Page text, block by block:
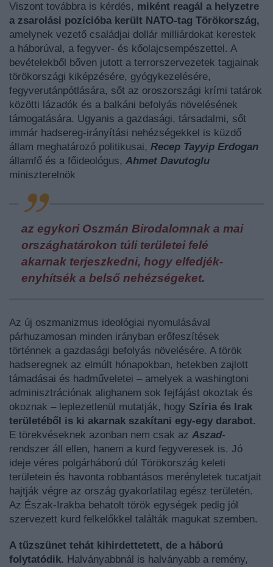
Viszont továbbra is kérdés, miként reagál a helyzetre
a zsarolási pozícióba került NATO-tag Törökország,
amelynek vezető családjai dollár milliárdokat kerestek
a háborúval, a fegyver- és kőolajcsempészettel. A
bevételekből bőven jutott a terrorszervezetek tagjainak
törökországi kiképzésére, gyógykezelésére,
fegyverutánpótlására, sőt az oroszországi krími tatárok
közötti lázadók és a balkáni befolyás növelésének
támogatására. Ugyanis a gazdasági, társadalmi, sőt
immár hadsereg-irányítási nehézségekkel is küzdő
állam meghatározó politikusai, Recep Tayyip Erdogan
államfő és a főideológus, Ahmet Davutoglu
miniszterelnök
az egykori Oszmán Birodalomnak a mai
országhatárokon túli területei felé
akarnak terjeszkedni, hogy elfedjék-
enyhítsék a belső nehézségeket.
Az új oszmanizmus ideológiai nyomulásával
párhuzamosan minden irányban erőfeszítések
történnek a gazdasági befolyás növelésére. A török
hadseregnek az elmúlt hónapokban, hetekben zajlott
támadásai és hadműveletei – amelyek a washingtoni
adminisztrációnak alighanem sok fejfájást okoztak és
okoznak – leplezetlenül mutatják, hogy Szíria és Irak
területéből is ki akarnak szakítani egy-egy darabot.
E törekvéseknek azonban nem csak az Aszad-
rendszer áll ellen, hanem a kurd fegyveresek is. Jó
ideje véres polgárháború dúl Törökország keleti
területein és havonta robbantásos merényletek tucatjait
hajtják végre az ország gyakorlatilag egész területén.
Az Észak-Irakba behatolt török egységek pedig jól
szervezett kurd felkelőkkel találták magukat szemben.
A tűzszünet tehát kihirdettetett, de a háború
folytatódik. Halványabbnál is halványabb a remény,